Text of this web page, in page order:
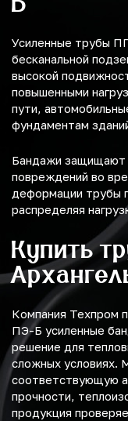
Усиленные трубы
бесканальной
высокой
повышенными
пути,
фундаментам
Бандажи защищают
повреждений во
деформации трубы
распределяя
Купить
Компания Техпром
ПЭ-Б усиленные
решение для
сложных условиях.
соответствующую
прочности,
продукция